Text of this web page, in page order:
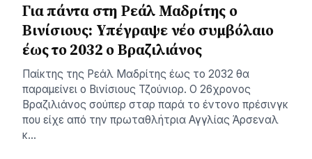
Για πάντα στη Ρεάλ Μαδρίτης ο
Βινίσιους: Yπέγραψε νέο συμβόλαιο
έως το 2032 ο Βραζιλιάνος
Παίκτης της Ρεάλ Μαδρίτης έως το 2032 θα
παραμείνει ο Βινίσιους Τζούνιορ. Ο 26χρονος
Βραζιλιάνος σούπερ σταρ παρά το έντονο πρέσινγκ
που είχε από την πρωταθλήτρια Αγγλίας Άρσεναλ
κ…